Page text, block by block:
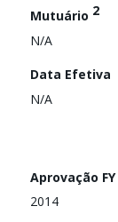
Mutuário 2
N/A
Data Efetiva
N/A
Aprovação FY
2014